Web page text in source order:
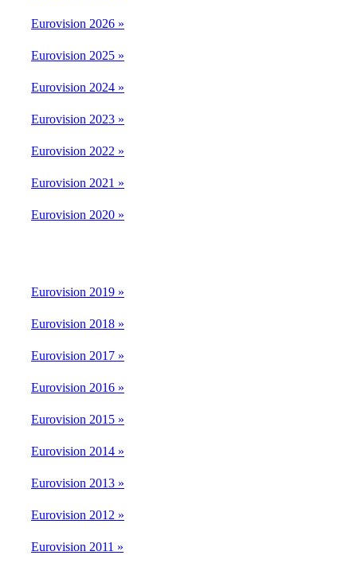
Eurovision 2026 »
Eurovision 2025 »
Eurovision 2024 »
Eurovision 2023 »
Eurovision 2022 »
Eurovision 2021 »
Eurovision 2020 »
Eurovision 2019 »
Eurovision 2018 »
Eurovision 2017 »
Eurovision 2016 »
Eurovision 2015 »
Eurovision 2014 »
Eurovision 2013 »
Eurovision 2012 »
Eurovision 2011 »